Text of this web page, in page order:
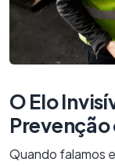
O Elo
Quando falamos